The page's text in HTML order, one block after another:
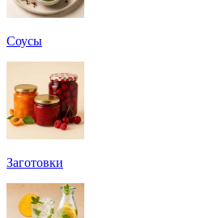
Соусы
Заготовки